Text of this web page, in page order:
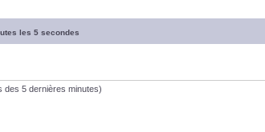
!
6; 7 et 8 !
Dim 26 Avr 2020 14:19
les 5 secondes
des 5 dernières minutes)